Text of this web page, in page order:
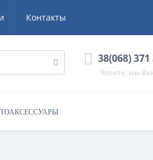
Контакты
38(068) 371
Хотите, мы